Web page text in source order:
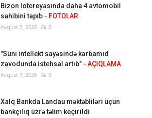
Bizon lotereyasında daha 4 avtomobil
sahibini tapıb - FOTOLAR
Avqust 7, 2026 0
"Süni intellekt sayəsində karbamid
zavodunda istehsal artıb" - AÇIQLAMA
Avqust 7, 2026 0
Xalq Bankda Landau məktəbliləri üçün
bankçılıq üzrə təlim keçirildi